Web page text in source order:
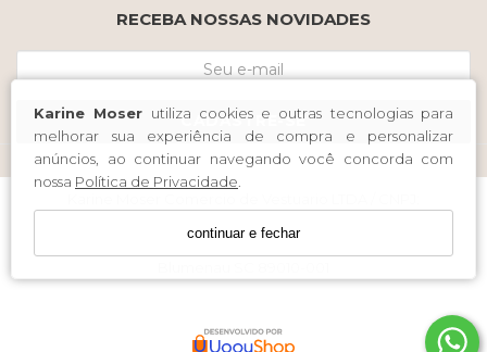
Karine Moser utiliza cookies e outras tecnologias para
melhorar sua experiência de compra e personalizar
anúncios, ao continuar navegando você concorda com
nossa Política de Privacidade
continuar e fechar
RECEBA NOSSAS NOVIDADES
CADASTRE-SE